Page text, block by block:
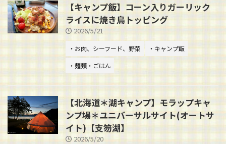
【キャンプ飯】コーン入りガーリック
ライスに焼き鳥トッピング
2026/5/21
・お肉、シーフード、野菜
・キャンプ飯
・麺類・ごはん
【北海道＊湖キャンプ】モラップキャ
ンプ場＊ユニバーサルサイト(オートサ
イト)【支笏湖】
2026/5/20